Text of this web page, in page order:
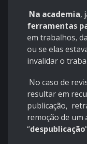
Na academia,
ferramentas
em trabalhos,
ou se elas
invalidar o
No caso de
resultar em
publicação,
remoção de
“despublicação